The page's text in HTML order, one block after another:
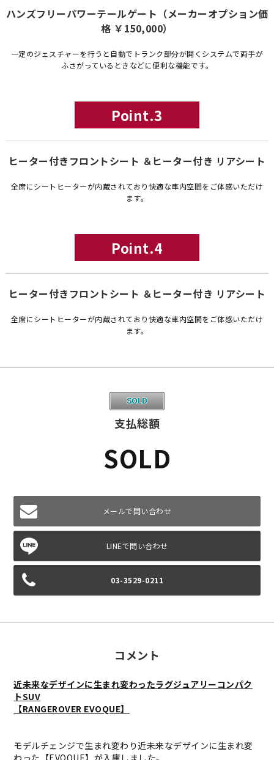
ハンズフリーパワーテールゲート（メーカーオプション価
格 ￥150,000）
一定のジェスチャーを行うと自動でトランク部分が開くシステムで両手が
ふさがっているときなどに便利な機能です。
Point.3
ヒーター付きフロントシート ＆ヒーター付き リアシート
全席にシートヒーターが内蔵されており快適な車内空間をご体感いただけ
ます。
Point.4
ヒーター付きフロントシート ＆ヒーター付き リアシート
全席にシートヒーターが内蔵されており快適な車内空間をご体感いただけ
ます。
支払総額
SOLD
メールで問い合わせ
03-3529-0211
コメント
近未来なデザインに生まれ変わったラグジュアリーコンパク
トSUV
【RANGEROVER EVOQUE】
モデルチェンジで生まれ変わり近未来なデザインに生まれ変